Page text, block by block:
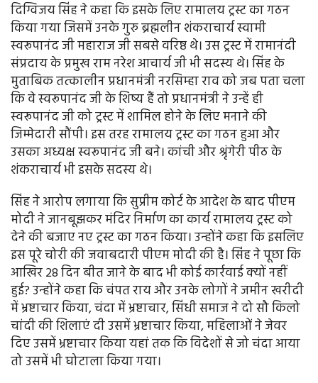
दिग्विजय सिंह ने कहा कि इसके लिए रामालय ट्रस्ट का गठन
किया गया जिसमें उनके गुरु ब्रह्मलीन शंकराचार्य स्वामी
स्वरूपानंद जी महाराज जी सबसे वरिष्ठ थे। उस ट्रस्ट में रामानंदी
संप्रदाय के प्रमुख राम नरेश आचार्य जी भी सदस्य थे। सिंह के
मुताबिक तत्कालीन प्रधानमंत्री नरसिम्हा राव को जब पता चला
कि वे स्वरूपानंद जी के शिष्य हैं तो प्रधानमंत्री ने उन्हें ही
स्वरूपानंद जी को ट्रस्ट में शामिल होने के लिए मनाने की
जिम्मेदारी सौंपी। इस तरह रामालय ट्रस्ट का गठन हुआ और
उसका अध्यक्ष स्वरूपानंद जी बने। कांची और श्रृंगेरी पीठ के
शंकराचार्य भी इसके सदस्य थे।
सिंह ने आरोप लगाया कि सुप्रीम कोर्ट के आदेश के बाद पीएम
मोदी ने जानबूझकर मंदिर निर्माण का कार्य रामालय ट्रस्ट को
देने की बजाए नए ट्रस्ट का गठन किया। उन्होंने कहा कि इसलिए
इस पूरे चोरी की जवाबदारी पीएम मोदी की है। सिंह ने पूछा कि
आखिर 28 दिन बीत जाने के बाद भी कोई कार्रवाई क्यों नहीं
हुई? उन्होंने कहा कि चंपत राय और उनके लोगों ने जमीन खरीदी
में भ्रष्टाचार किया, चंदा में भ्रष्टाचार, सिंधी समाज ने दो सौ किलो
चांदी की शिलाएं दी उसमें भ्रष्टाचार किया, महिलाओं ने जेवर
दिए उसमें भ्रष्टाचार किया यहां तक कि विदेशों से जो चंदा आया
तो उसमें भी घोटाला किया गया।